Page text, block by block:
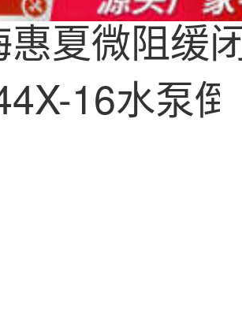
惠夏微阻缓
16水泵